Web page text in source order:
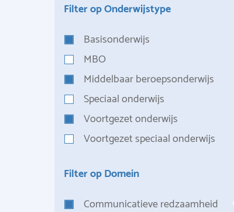
Filter op Onderwijstype
Basisonderwijs
MBO
Middelbaar beroepsonderwijs
Speciaal onderwijs
Voortgezet onderwijs
Voortgezet speciaal onderwijs
Filter op Domein
Communicatieve redzaamheid